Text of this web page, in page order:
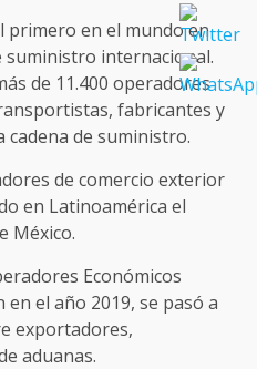
primero en el mundo en
suministro internacional.
de 11.400 operadores
fabricantes y
de suministro.
de comercio exterior
en Latinoamérica el
México.
Económicos
el año 2019, se pasó a
exportadores,
aduanas.